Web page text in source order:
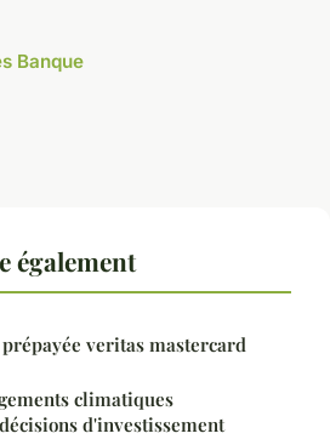
Banque
également
veritas mastercard
climatiques
d'investissement